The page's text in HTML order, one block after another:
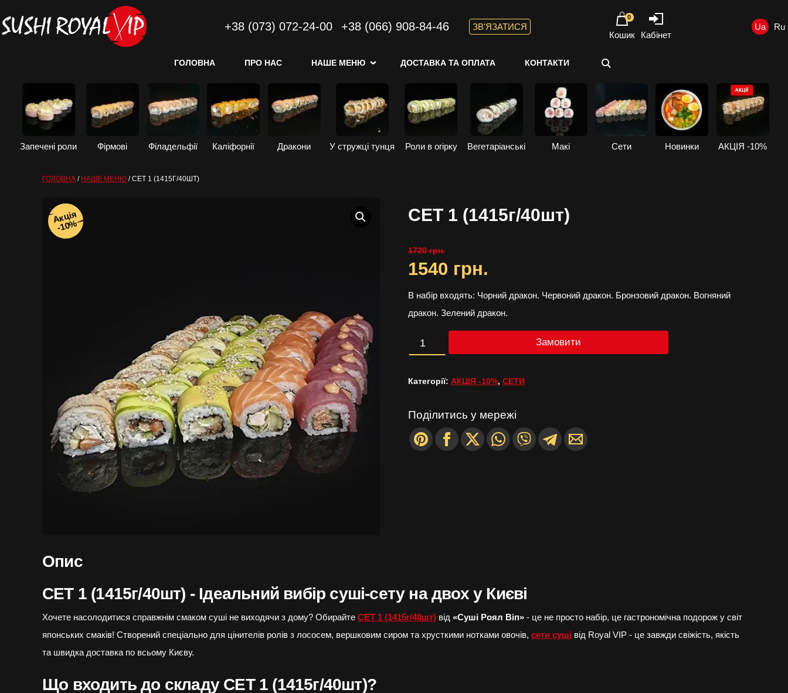
+38 (073) 072-24-00 +38 (066) 908-84-46 ЗВ'ЯЗАТИСЯ
0
Кошик Кабінет
ГОЛОВНА ПРО НАС НАШЕ МЕНЮ ДОСТАВКА ТА ОПЛАТА КОНТАКТИ
Запечені роли Фірмові Філадельфії Каліфорнії Дракони У стружці тунця Роли в огірку Вегетаріанські Макі Сети Новинки АКЦІЯ -10%
ГОЛОВНА / НАШЕ МЕНЮ /СЕТ 1 (1415Г/40ШТ)
Акція
-10%
СЕТ 1 (1415г/40шт)
1720грн.
Оригінальна
ціна:
1720
грн..
1540 грн.
ціна:
1540
В набір входять: Чорний дракон. Червоний дракон. Бронзовий дракон. Вогняний
дракон. Зелений дракон.
СЕТ
(1415г/40шт)
кількість
Замовити
Категорії: АКЦІЯ -10%, СЕТИ
Поділитись у мережі
Опис
СЕТ 1 (1415г/40шт) - Ідеальний вибір суші-сету на двох у Києві
Хочете насолодитися справжнім смаком суші не виходячи з дому? Обирайте СЕТ 1 (1415г/40шт) від «Суші Роял Віп» - це не просто набір, це гастрономічна подорож у світ
японських смаків! Створений спеціально для цінителів ролів з лососем, вершковим сиром та хрусткими нотками овочів, сети суші від Royal VIP - це завжди свіжість, якість
та швидка доставка по всьому Києву.
Що входить до складу СЕТ 1 (1415г/40шт)?